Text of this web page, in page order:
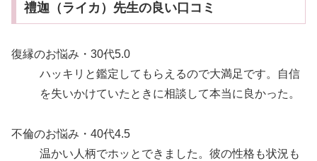
禮迦（ライカ）先生の良い口コミ
復縁のお悩み・30代5.0
ハッキリと鑑定してもらえるので大満足です。自信
を失いかけていたときに相談して本当に良かった。
不倫のお悩み・40代4.5
温かい人柄でホッとできました。彼の性格も状況も